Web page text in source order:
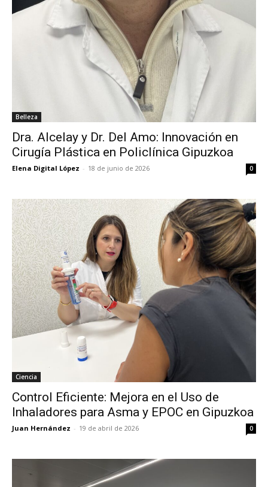
Belleza
Dra. Alcelay y Dr. Del Amo: Innovación en
Cirugía Plástica en Policlínica Gipuzkoa
Elena Digital López - 18 de junio de 2026 0
Ciencia
Control Eficiente: Mejora en el Uso de
Inhaladores para Asma y EPOC en Gipuzkoa
Juan Hernández - 19 de abril de 2026 0